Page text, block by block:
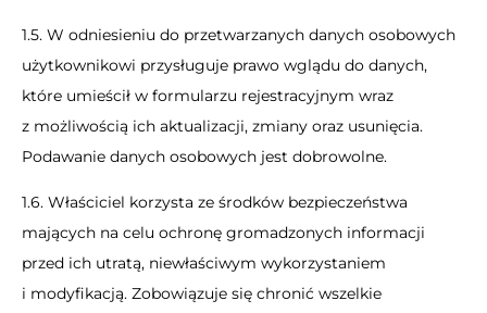
1.5. W odniesieniu do przetwarzanych danych osobowych
użytkownikowi przysługuje prawo wglądu do danych,
które umieścił w formularzu rejestracyjnym wraz
z możliwością ich aktualizacji, zmiany oraz usunięcia.
Podawanie danych osobowych jest dobrowolne.
1.6. Właściciel korzysta ze środków bezpieczeństwa
mających na celu ochronę gromadzonych informacji
przed ich utratą, niewłaściwym wykorzystaniem
i modyfikacją. Zobowiązuje się chronić wszelkie